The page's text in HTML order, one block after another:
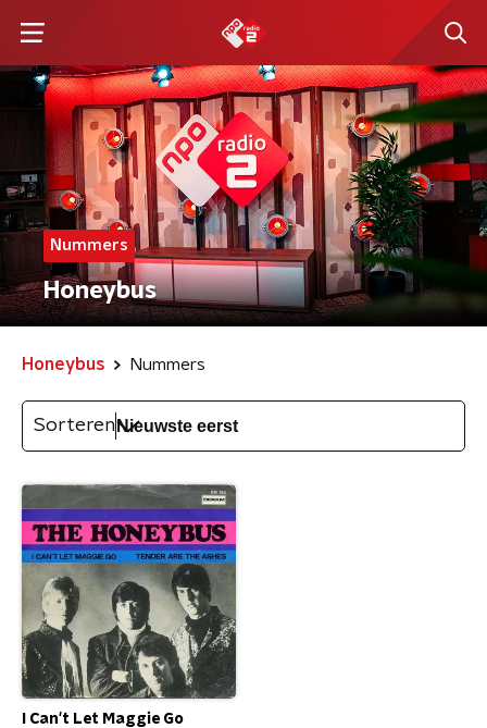
Nummers
Honeybus
Honeybus Nummers
Sorteren
I Can't Let Maggie Go